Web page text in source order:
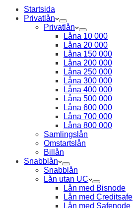
Startsida
Privatlån
Privatlån
Låna 10 000
Låna 20 000
Låna 150 000
Låna 200 000
Låna 250 000
Låna 300 000
Låna 400 000
Låna 500 000
Låna 600 000
Låna 700 000
Låna 800 000
Samlingslån
Omstartslån
Billån
Snabblån
Snabblån
Lån utan UC
Lån med Bisnode
Lån med Creditsafe
Lån med Safenode